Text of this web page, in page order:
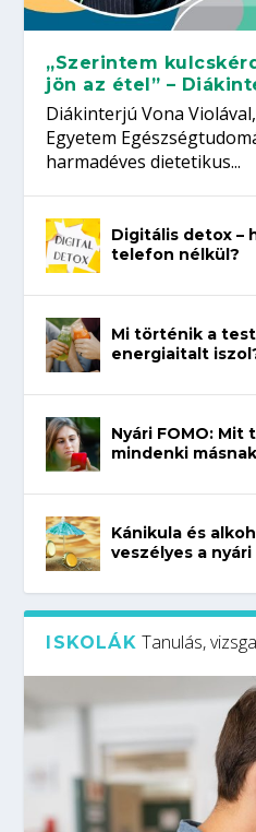
„Szerintem
jön az étel” –
Diákinterjú Vona
Egyetem
harmadéves dietetikus...
Digitális detox –
telefon nélkül?
Mi történik a
energiaitalt
Nyári FOMO: Mit
mindenki
Kánikula és
veszélyes a
ISKOLÁK Tanulás,